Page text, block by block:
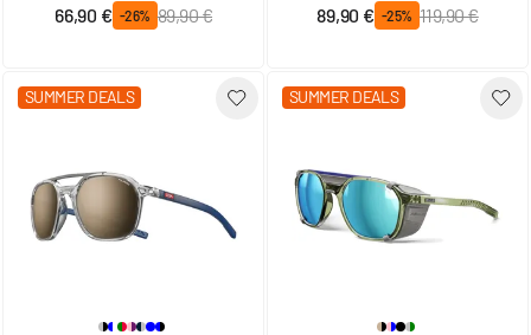
Prix spécial
66,90 € -26%
Prix normal
89,90 € Prix spécial
89,90 € -25%
Prix normal
119,90 €
SUMMER DEALS SUMMER DEALS